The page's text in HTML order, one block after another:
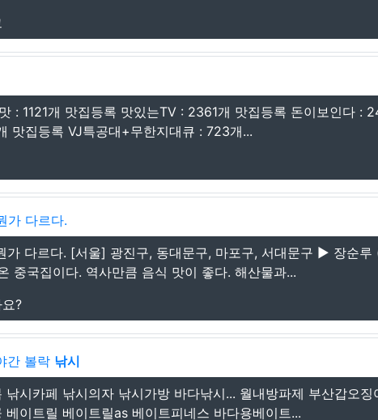
: 1121개 맛집등록 맛있는TV : 2361개 맛집등록 돈이보인다 :
맛집등록 VJ특공대+무한지대큐 : 723개...
가 다르다.
가 다르다. [서울] 광진구, 동대문구, 마포구, 서대문구 ▶ 장순
중국집이다. 역사만큼 음식 맛이 좋다. 해산물과...
?
간 볼락 낚시
낚시카페 낚시의자 낚시가방 바다낚시... 월내방파제 부산갑오
이트릴 베이트릴as 베이트피네스 바다용베이트...